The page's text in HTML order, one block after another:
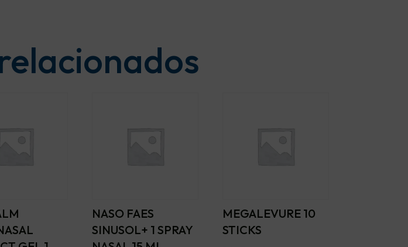
NASO FAES
SINUSOL+ 1 SPRAY
MEGALEVURE 10
STICKS